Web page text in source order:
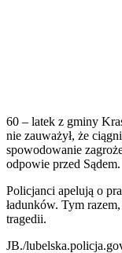
60 – latek z gminy
nie zauważył, że
spowodowanie
odpowie przed Sądem.
Policjanci apelują o
ładunków. Tym
tragedii.
JB./